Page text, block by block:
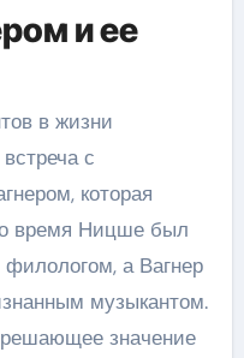
и ее
в жизни
с
которая
время Ницше был
а Вагнер
музыкантом.
значение